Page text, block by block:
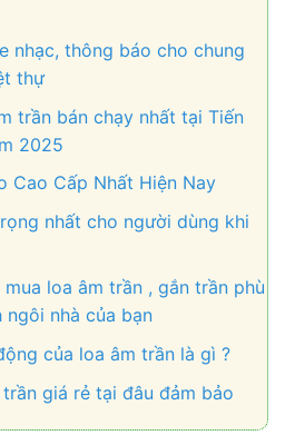
nhạc, thông báo cho chung
thự
trần bán chạy nhất tại Tiến
2025
Cao Cấp Nhất Hiện Nay
nhất cho người dùng khi
loa âm trần , gắn trần phù
nhà của bạn
của loa âm trần là gì ?
giá rẻ tại đâu đảm bảo